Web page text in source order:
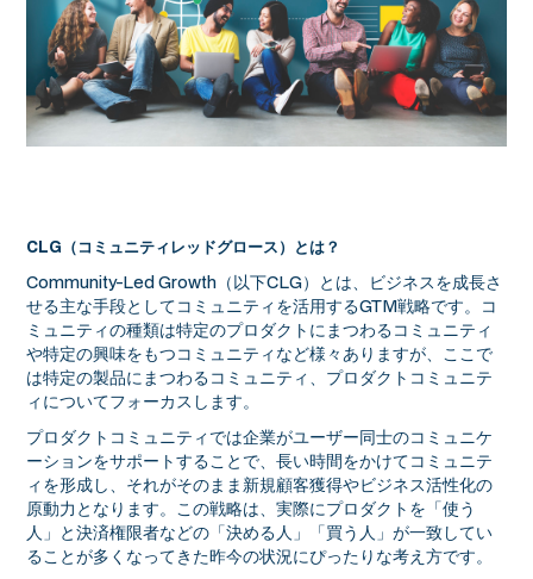
CLG（コミュニティレッドグロース）とは？
Community-Led Growth（以下CLG）とは、ビジネスを成長さ
せる主な手段としてコミュニティを活用するGTM戦略です。コ
ミュニティの種類は特定のプロダクトにまつわるコミュニティ
や特定の興味をもつコミュニティなど様々ありますが、ここで
は特定の製品にまつわるコミュニティ、プロダクトコミュニテ
ィについてフォーカスします。
プロダクトコミュニティでは企業がユーザー同士のコミュニケ
ーションをサポートすることで、長い時間をかけてコミュニテ
ィを形成し、それがそのまま新規顧客獲得やビジネス活性化の
原動力となります。この戦略は、実際にプロダクトを「使う
人」と決済権限者などの「決める人」「買う人」が一致してい
ることが多くなってきた昨今の状況にぴったりな考え方です。